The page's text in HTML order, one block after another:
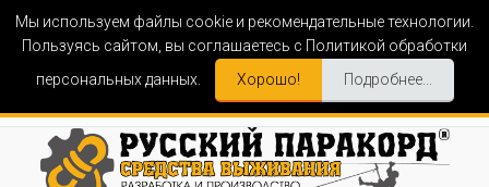
Мы используем файлы cookie и рекомендательные технологии.
Пользуясь сайтом, вы соглашаетесь с Политикой обработки
персональных данных.
Хорошо! Подробнее...